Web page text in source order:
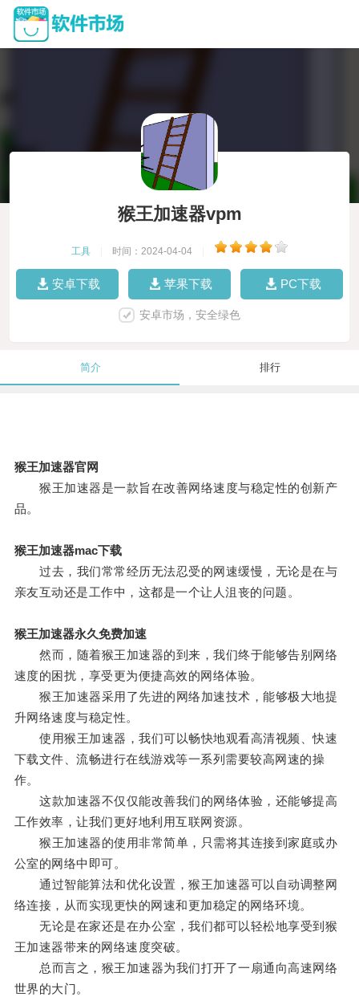
猴王加速器vpm
工具 时间：2024-04-04
安卓下载 苹果下载 PC下载
安卓市场，安全绿色
简介 排行
猴王加速器官网
猴王加速器是一款旨在改善网络速度与稳定性的创新产
品。
猴王加速器mac下载
过去，我们常常经历无法忍受的网速缓慢，无论是在与
亲友互动还是工作中，这都是一个让人沮丧的问题。
猴王加速器永久免费加速
然而，随着猴王加速器的到来，我们终于能够告别网络
速度的困扰，享受更为便捷高效的网络体验。
猴王加速器采用了先进的网络加速技术，能够极大地提
升网络速度与稳定性。
使用猴王加速器，我们可以畅快地观看高清视频、快速
下载文件、流畅进行在线游戏等一系列需要较高网速的操
作。
这款加速器不仅仅能改善我们的网络体验，还能够提高
工作效率，让我们更好地利用互联网资源。
猴王加速器的使用非常简单，只需将其连接到家庭或办
公室的网络中即可。
通过智能算法和优化设置，猴王加速器可以自动调整网
络连接，从而实现更快的网速和更加稳定的网络环境。
无论是在家还是在办公室，我们都可以轻松地享受到猴
王加速器带来的网络速度突破。
总而言之，猴王加速器为我们打开了一扇通向高速网络
世界的大门。